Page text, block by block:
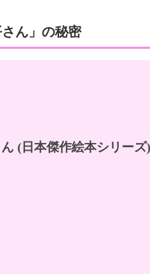
さん」の秘密